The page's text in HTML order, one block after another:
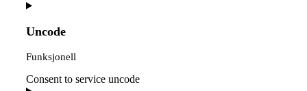
Uncode
Funksjonell
Consent to service uncode